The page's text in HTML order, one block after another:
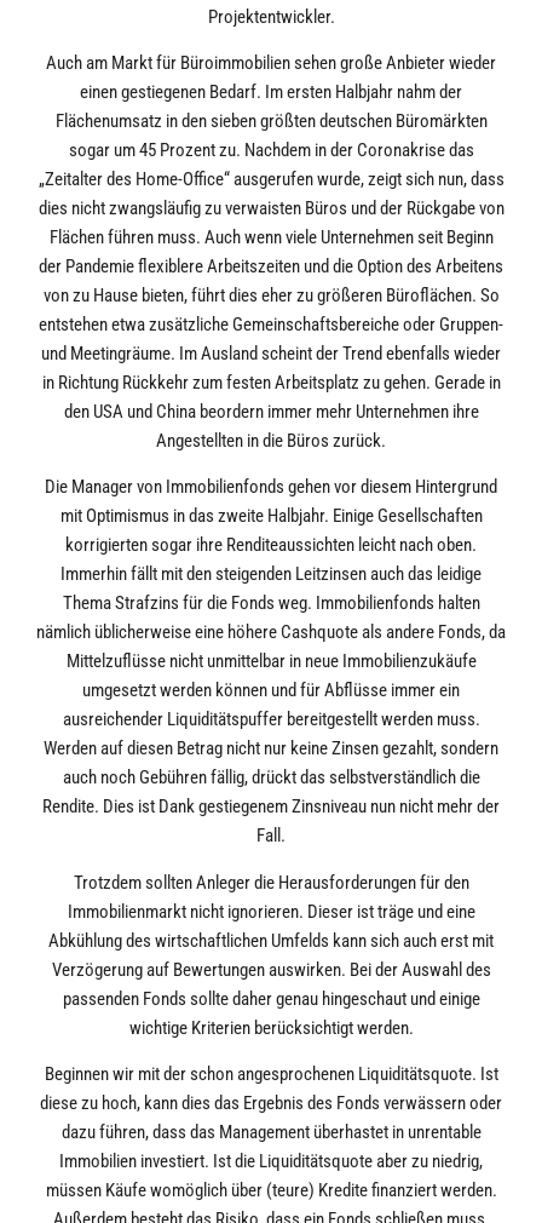
Projektentwickler.
Auch am Markt für Büroimmobilien sehen große Anbieter wieder
einen gestiegenen Bedarf. Im ersten Halbjahr nahm der
Flächenumsatz in den sieben größten deutschen Büromärkten
sogar um 45 Prozent zu. Nachdem in der Coronakrise das
„Zeitalter des Home-Office“ ausgerufen wurde, zeigt sich nun, dass
dies nicht zwangsläufig zu verwaisten Büros und der Rückgabe von
Flächen führen muss. Auch wenn viele Unternehmen seit Beginn
der Pandemie flexiblere Arbeitszeiten und die Option des Arbeitens
von zu Hause bieten, führt dies eher zu größeren Büroflächen. So
entstehen etwa zusätzliche Gemeinschaftsbereiche oder Gruppen-
und Meetingräume. Im Ausland scheint der Trend ebenfalls wieder
in Richtung Rückkehr zum festen Arbeitsplatz zu gehen. Gerade in
den USA und China beordern immer mehr Unternehmen ihre
Angestellten in die Büros zurück.
Die Manager von Immobilienfonds gehen vor diesem Hintergrund
mit Optimismus in das zweite Halbjahr. Einige Gesellschaften
korrigierten sogar ihre Renditeaussichten leicht nach oben.
Immerhin fällt mit den steigenden Leitzinsen auch das leidige
Thema Strafzins für die Fonds weg. Immobilienfonds halten
nämlich üblicherweise eine höhere Cashquote als andere Fonds, da
Mittelzuflüsse nicht unmittelbar in neue Immobilienzukäufe
umgesetzt werden können und für Abflüsse immer ein
ausreichender Liquiditätspuffer bereitgestellt werden muss.
Werden auf diesen Betrag nicht nur keine Zinsen gezahlt, sondern
auch noch Gebühren fällig, drückt das selbstverständlich die
Rendite. Dies ist Dank gestiegenem Zinsniveau nun nicht mehr der
Fall.
Trotzdem sollten Anleger die Herausforderungen für den
Immobilienmarkt nicht ignorieren. Dieser ist träge und eine
Abkühlung des wirtschaftlichen Umfelds kann sich auch erst mit
Verzögerung auf Bewertungen auswirken. Bei der Auswahl des
passenden Fonds sollte daher genau hingeschaut und einige
wichtige Kriterien berücksichtigt werden.
Beginnen wir mit der schon angesprochenen Liquiditätsquote. Ist
diese zu hoch, kann dies das Ergebnis des Fonds verwässern oder
dazu führen, dass das Management überhastet in unrentable
Immobilien investiert. Ist die Liquiditätsquote aber zu niedrig,
müssen Käufe womöglich über (teure) Kredite finanziert werden.